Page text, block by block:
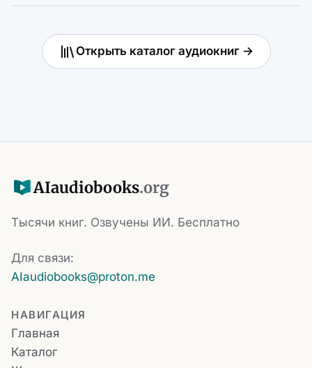
Открыть каталог аудиокниг →
AIaudiobooks.org
Тысячи книг. Озвучены ИИ. Бесплатно
Для связи:
AIaudiobooks@proton.me
НАВИГАЦИЯ
Главная
Каталог